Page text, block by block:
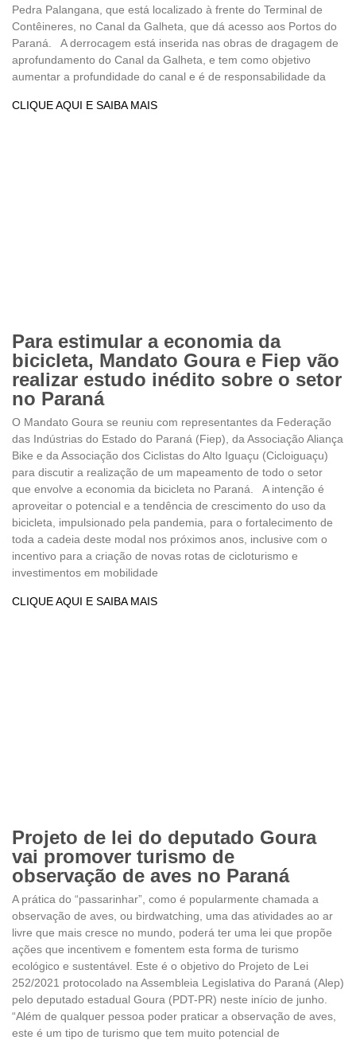
Pedra Palangana, que está localizado à frente do Terminal de
Contêineres, no Canal da Galheta, que dá acesso aos Portos do
Paraná. A derrocagem está inserida nas obras de dragagem de
aprofundamento do Canal da Galheta, e tem como objetivo
aumentar a profundidade do canal e é de responsabilidade da
CLIQUE AQUI E SAIBA MAIS
Para estimular a economia da
bicicleta, Mandato Goura e Fiep vão
realizar estudo inédito sobre o setor
no Paraná
O Mandato Goura se reuniu com representantes da Federação
das Indústrias do Estado do Paraná (Fiep), da Associação Aliança
Bike e da Associação dos Ciclistas do Alto Iguaçu (Cicloiguaçu)
para discutir a realização de um mapeamento de todo o setor
que envolve a economia da bicicleta no Paraná. A intenção é
aproveitar o potencial e a tendência de crescimento do uso da
bicicleta, impulsionado pela pandemia, para o fortalecimento de
toda a cadeia deste modal nos próximos anos, inclusive com o
incentivo para a criação de novas rotas de cicloturismo e
investimentos em mobilidade
CLIQUE AQUI E SAIBA MAIS
Projeto de lei do deputado Goura
vai promover turismo de
observação de aves no Paraná
A prática do “passarinhar”, como é popularmente chamada a
observação de aves, ou birdwatching, uma das atividades ao ar
livre que mais cresce no mundo, poderá ter uma lei que propõe
ações que incentivem e fomentem esta forma de turismo
ecológico e sustentável. Este é o objetivo do Projeto de Lei
252/2021 protocolado na Assembleia Legislativa do Paraná (Alep)
pelo deputado estadual Goura (PDT-PR) neste início de junho.
“Além de qualquer pessoa poder praticar a observação de aves,
este é um tipo de turismo que tem muito potencial de